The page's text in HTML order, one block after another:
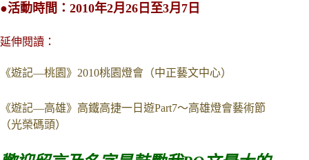
●活動時間：2010年2月26日至3月7日
延伸閱讀：
《遊記—桃園》2010桃園燈會（中正藝文中心）
《遊記—高雄》高鐵高捷一日遊Part7～高雄燈會藝術節
（光榮碼頭）